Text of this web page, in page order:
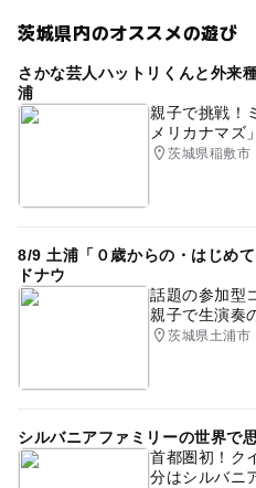
茨城県内のオススメの遊び
さかな芸人ハットリくんと外来
浦
親子で挑戦！
メリカナマズ
茨城県稲敷市
8/9 土浦「０歳からの・はじめ
ドナウ
話題の参加型
親子で生演奏
茨城県土浦市
シルバニアファミリーの世界で
首都圏初！ク
分はシルバニ